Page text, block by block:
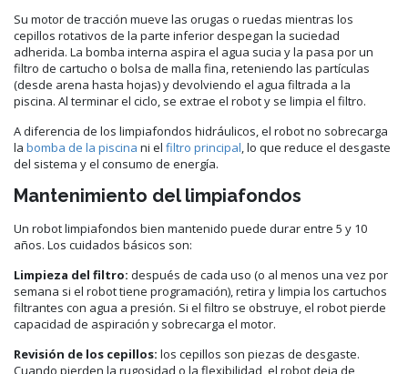
Su motor de tracción mueve las orugas o ruedas mientras los
cepillos rotativos de la parte inferior despegan la suciedad
adherida. La bomba interna aspira el agua sucia y la pasa por un
filtro de cartucho o bolsa de malla fina, reteniendo las partículas
(desde arena hasta hojas) y devolviendo el agua filtrada a la
piscina. Al terminar el ciclo, se extrae el robot y se limpia el filtro.
A diferencia de los limpiafondos hidráulicos, el robot no sobrecarga
la bomba de la piscina ni el filtro principal, lo que reduce el desgaste
del sistema y el consumo de energía.
Mantenimiento del limpiafondos
Un robot limpiafondos bien mantenido puede durar entre 5 y 10
años. Los cuidados básicos son:
Limpieza del filtro: después de cada uso (o al menos una vez por
semana si el robot tiene programación), retira y limpia los cartuchos
filtrantes con agua a presión. Si el filtro se obstruye, el robot pierde
capacidad de aspiración y sobrecarga el motor.
Revisión de los cepillos: los cepillos son piezas de desgaste.
Cuando pierden la rugosidad o la flexibilidad, el robot deja de